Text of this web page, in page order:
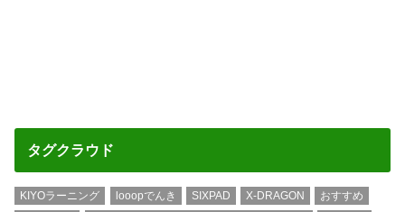
タグクラウド
KIYOラーニング looopでんき SIXPAD X-DRAGON
おすすめ